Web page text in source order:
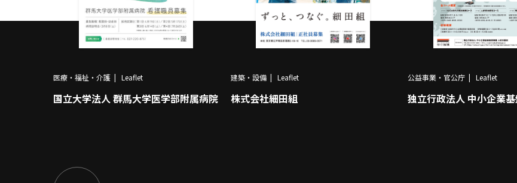
医療・福祉・介護 Leaflet
国立大学法人 群馬大学医学部附属病院
建築・設備 Leaflet
株式会社細田組
公益事業・官公庁 Leaflet
独立行政法人 中小企業